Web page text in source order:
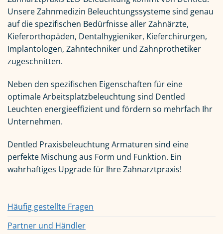
Unsere Zahnmedizin Beleuchtungssysteme sind genau
auf die spezifischen Bedürfnisse aller Zahnärzte,
Kieferorthopäden, Dentalhygieniker, Kieferchirurgen,
Implantologen, Zahntechniker und Zahnprothetiker
zugeschnitten.
Neben den spezifischen Eigenschaften für eine
optimale Arbeitsplatzbeleuchtung sind Dentled
Leuchten energieeffizient und fördern so mehrfach Ihr
Unternehmen.
Dentled Praxisbeleuchtung Armaturen sind eine
perfekte Mischung aus Form und Funktion. Ein
wahrhaftiges Upgrade für Ihre Zahnarztpraxis!
Häufig gestellte Fragen
Partner und Händler